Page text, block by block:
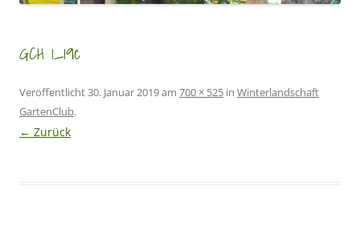
GCH 1_19c
Veröffentlicht30. Januar 2019am 700 × 525 in Winterlandschaft
GartenClub.
← Zurück